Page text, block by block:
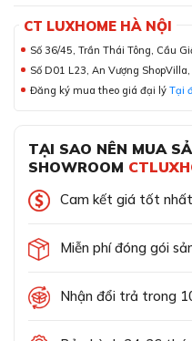
CT LUXHOME HÀ NỘI
Số 36/45, Trần Thái Tông, Cầu
Số D01 L23, An Vượng
Đăng ký mua theo giá đại lý Tại
TẠI SAO NÊN MUA
SHOWROOM
Cam kết giá tốt nhất
Miễn phí đóng gói
Nhận đổi trả trong